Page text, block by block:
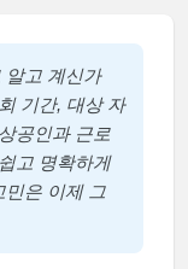
알고 계신가
기간, 대상 자
공인과 근로
고 명확하게
민은 이제 그